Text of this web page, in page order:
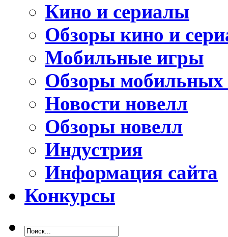
Кино и сериалы
Обзоры кино и
Мобильные игры
Обзоры мобильных
Новости новелл
Обзоры новелл
Индустрия
Информация сайта
Конкурсы